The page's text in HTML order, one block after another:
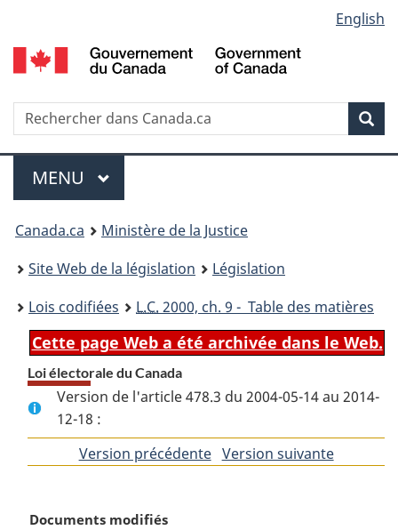
au
contenu
propos
de
la
HTML
simplifiée
selection
English
Recherche
Menu
MENU PRINCIPAL
You
are
here:
Canada.ca
Ministère de la Justice
Site Web de la législation
Législation
Lois codifiées
L.C. 2000, ch. 9 - Table des matières
Cette page Web a été archivée dans le Web.
Loi électorale du Canada
Version de l'article 478.3 du 2004-05-14 au 2014-
12-18 :
Version précédentedeVersion suivantede
N
Documents modifiés